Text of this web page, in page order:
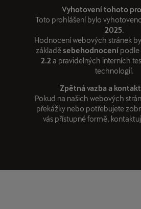
Vyhotovení tohoto
Toto prohlášení bylo
2025.
Hodnocení webových stránek
základěsebehodnocení podle
2.2 a pravidelných interních
technologií.
Zpětná vazba a
Pokud na našich webových
překážky nebo potřebujete
vás přístupné formě,